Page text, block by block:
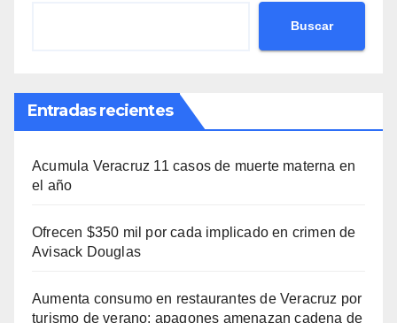
Buscar
Entradas recientes
Acumula Veracruz 11 casos de muerte materna en
el año
Ofrecen $350 mil por cada implicado en crimen de
Avisack Douglas
Aumenta consumo en restaurantes de Veracruz por
turismo de verano; apagones amenazan cadena de